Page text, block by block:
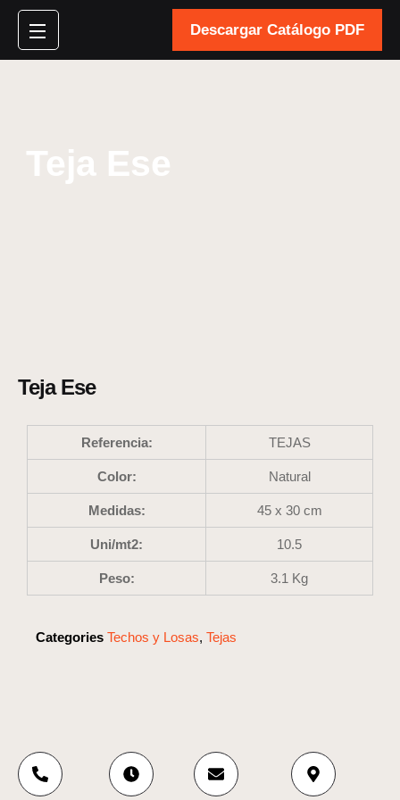
Descargar Catálogo PDF
Teja Ese
Teja Ese
Referencia: TEJAS
Color: Natural
Medidas: 45 x 30 cm
Uni/mt2: 10.5
Peso: 3.1 Kg
Categories Techos y Losas, Tejas